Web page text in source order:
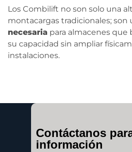
Los Combilift no son solo una
montacargas tradicionales; son
necesaria para almacenes que
su capacidad sin ampliar
instalaciones.